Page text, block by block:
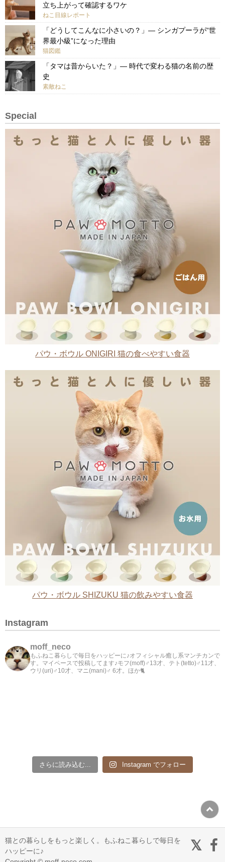
立ち上がって確認するワケ
ねこ目線レポート
「どうしてこんなに小さいの？」— シンガプーラが“世
界最小級”になった理由
猫図鑑
「タマは昔からいた？」— 時代で変わる猫の名前の歴
史
素敵ねこ
Special
パウ・ボウル ONIGIRI 猫の食べやすい食器
パウ・ボウル SHIZUKU 猫の飲みやすい食器
Instagram
moff_neco
もふねこ暮らしで毎日をハッピーに♪オフィシャル癒し系マンチカンで
す。マイペースで投稿してます♪モフ(moff)♂13才、テト(tetto)♂11才、
ウリ(uri)♂10才、マニ(mani)♂ 6才。ほか🐈
さらに読み込む... Instagram でフォロー
猫との暮らしをもっと楽しく。もふねこ暮らしで毎日を
ハッピーに♪